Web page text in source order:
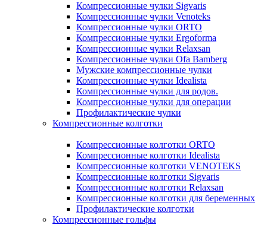
Компрессионные чулки Sigvaris
Компрессионные чулки Venoteks
Компрессионные чулки ORTO
Компрессионные чулки Ergoforma
Компрессионные чулки Relaxsan
Компрессионные чулки Ofa Bamberg
Мужские компрессионные чулки
Компрессионные чулки Idealista
Компрессионные чулки для родов.
Компрессионные чулки для операции
Профилактические чулки
Компрессионные колготки
Компрессионные колготки ORTO
Компрессионные колготки Idealista
Компрессионные колготки VENOTEKS
Компрессионные колготки Sigvaris
Компрессионные колготки Relaxsan
Компрессионные колготки для беременных
Профилактические колготки
Компрессионные гольфы